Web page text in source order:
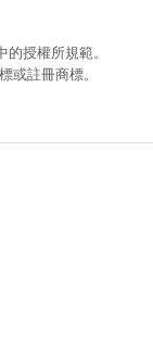
的授權所規範。
或註冊商標。